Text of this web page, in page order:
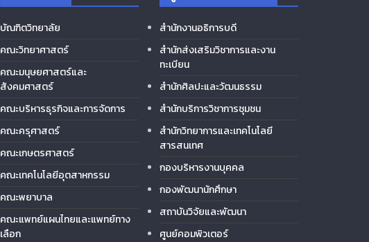
บัณฑิตวิทยาลัย
คณะวิทยาศาสตร์
คณะมนุษยศาสตร์และ
สังคมศาสตร์
คณะบริหารธุรกิจและการจัดการ
คณะครุศาสตร์
คณะเกษตรศาสตร์
คณะเทคโนโลยีอุตสาหกรรม
คณะพยาบาล
คณะแพทย์แผนไทยและแพทย์ทาง
เลือก
สำนักงานอธิการบดี
สำนักส่งเสริมวิชาการและงาน
ทะเบียน
สำนักศิลปะและวัฒนธรรม
สำนักบริการวิชาการชุมชน
สำนักวิทยาการและเทคโนโลยี
สารสนเทศ
กองบริหารงานบุคคล
กองพัฒนานักศึกษา
สถาบันวิจัยและพัฒนา
ศูนย์คอมพิวเตอร์